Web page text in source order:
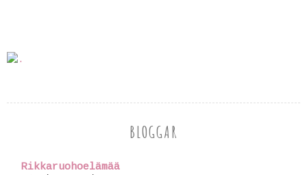
BLOGGAR
Rikkaruohoelämää